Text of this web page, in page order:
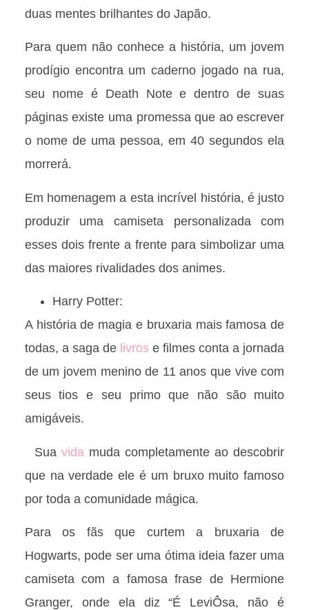
duas mentes brilhantes do Japão.
Para quem não conhece a história, um jovem
prodígio encontra um caderno jogado na rua,
seu nome é Death Note e dentro de suas
páginas existe uma promessa que ao escrever
o nome de uma pessoa, em 40 segundos ela
morrerá.
Em homenagem a esta incrível história, é justo
produzir uma camiseta personalizada com
esses dois frente a frente para simbolizar uma
das maiores rivalidades dos animes.
Harry Potter:
A história de magia e bruxaria mais famosa de
todas, a saga de livrose filmes conta a jornada
de um jovem menino de 11 anos que vive com
seus tios e seu primo que não são muito
amigáveis.
Sua vida muda completamente ao descobrir
que na verdade ele é um bruxo muito famoso
por toda a comunidade mágica.
Para os fãs que curtem a bruxaria de
Hogwarts, pode ser uma ótima ideia fazer uma
camiseta com a famosa frase de Hermione
Granger, onde ela diz “É LeviÔsa, não é